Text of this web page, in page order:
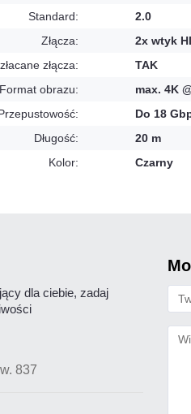
Standard:
2.0
Złącza:
2x wtyk
złącza:
TAK
Format obrazu:
max. 4K
Do 18
Długość:
20 m
Kolor:
Czarny
dla ciebie, zadaj
837